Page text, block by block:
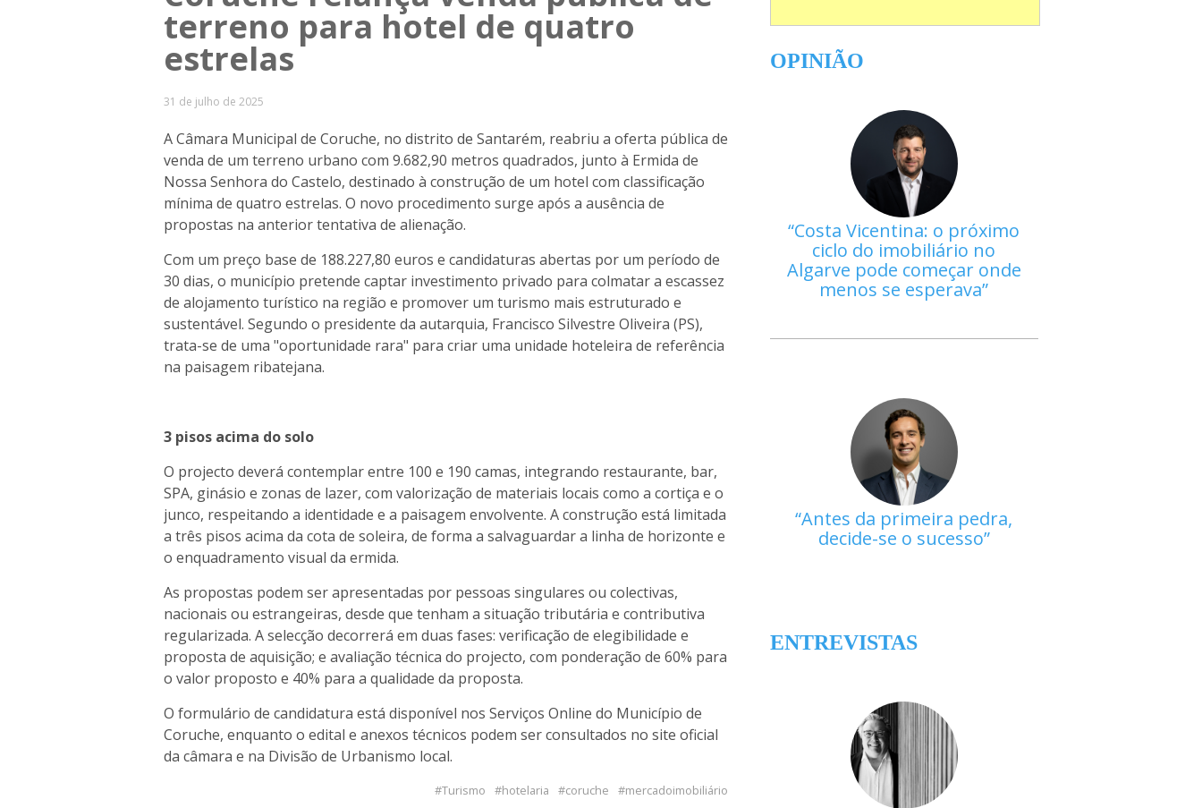
terreno para hotel de quatro
estrelas
31 de julho de 2025
A Câmara Municipal de Coruche, no distrito de Santarém, reabriu a oferta pública de
venda de um terreno urbano com 9.682,90 metros quadrados, junto à Ermida de
Nossa Senhora do Castelo, destinado à construção de um hotel com classificação
mínima de quatro estrelas. O novo procedimento surge após a ausência de
propostas na anterior tentativa de alienação.
Com um preço base de 188.227,80 euros e candidaturas abertas por um período de
30 dias, o município pretende captar investimento privado para colmatar a escassez
de alojamento turístico na região e promover um turismo mais estruturado e
sustentável. Segundo o presidente da autarquia, Francisco Silvestre Oliveira (PS),
trata-se de uma "oportunidade rara" para criar uma unidade hoteleira de referência
na paisagem ribatejana.
3 pisos acima do solo
O projecto deverá contemplar entre 100 e 190 camas, integrando restaurante, bar,
SPA, ginásio e zonas de lazer, com valorização de materiais locais como a cortiça e o
junco, respeitando a identidade e a paisagem envolvente. A construção está limitada
a três pisos acima da cota de soleira, de forma a salvaguardar a linha de horizonte e
o enquadramento visual da ermida.
As propostas podem ser apresentadas por pessoas singulares ou colectivas,
nacionais ou estrangeiras, desde que tenham a situação tributária e contributiva
regularizada. A selecção decorrerá em duas fases: verificação de elegibilidade e
proposta de aquisição; e avaliação técnica do projecto, com ponderação de 60% para
o valor proposto e 40% para a qualidade da proposta.
O formulário de candidatura está disponível nos Serviços Online do Município de
Coruche, enquanto o edital e anexos técnicos podem ser consultados no site oficial
da câmara e na Divisão de Urbanismo local.
Turismo hotelaria coruche mercadoimobiliário
OPINIÃO
Costa Vicentina: o próximo
ciclo do imobiliário no
Algarve pode começar onde
menos se esperava
Antes da primeira pedra,
decide-se o sucesso
ENTREVISTAS